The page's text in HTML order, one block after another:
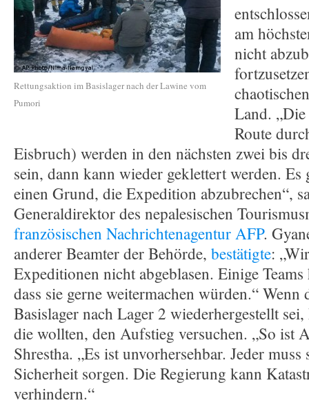
Rettungsaktion im Basislager nach der Lawine vom
Pumori
am
nicht
Land.
Route
Eisbruch) werden in den nächsten zwei bis
sein, dann kann wieder geklettert werden.
einen Grund, die Expedition abzubrechen“,
Generaldirektor des nepalesischen
französischen Nachrichtenagentur AFP.
anderer Beamter der Behörde, bestätigte:
Expeditionen nicht abgeblasen. Einige
dass sie gerne weitermachen würden.“ Wenn
Basislager nach Lager 2 wiederhergestellt
die wollten, den Aufstieg versuchen. „So ist
Shrestha. „Es ist unvorhersehbar. Jeder
Sicherheit sorgen. Die Regierung kann
verhindern.“